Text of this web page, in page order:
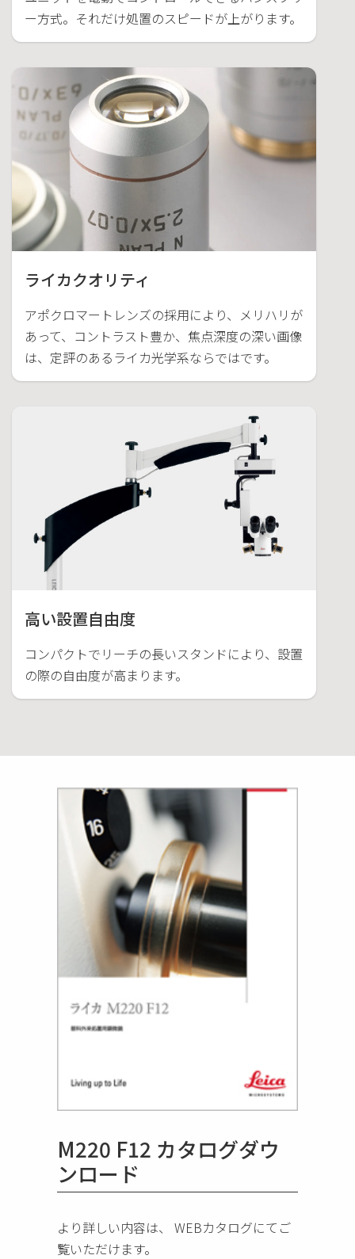
ー方式。それだけ処置のスピードが上がります。
ライカクオリティ
アポクロマートレンズの採用により、メリハリが
あって、コントラスト豊か、焦点深度の深い画像
は、定評のあるライカ光学系ならではです。
高い設置自由度
コンパクトでリーチの長いスタンドにより、設置
の際の自由度が高まります。
M220 F12 カタログダウ
ンロード
より詳しい内容は、 WEBカタログにてご
覧いただけます。